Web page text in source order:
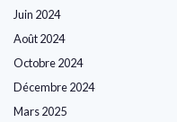
Juin 2024
Août 2024
Octobre 2024
Décembre 2024
Mars 2025